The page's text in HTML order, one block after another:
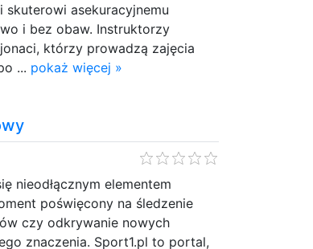
asekuracyjnemu
i bez obaw. Instruktorzy
którzy prowadzą zajęcia
... pokaż więcej »
nieodłącznym elementem
poświęcony na śledzenie
czy odkrywanie nowych
znaczenia. Sport1.pl to portal,